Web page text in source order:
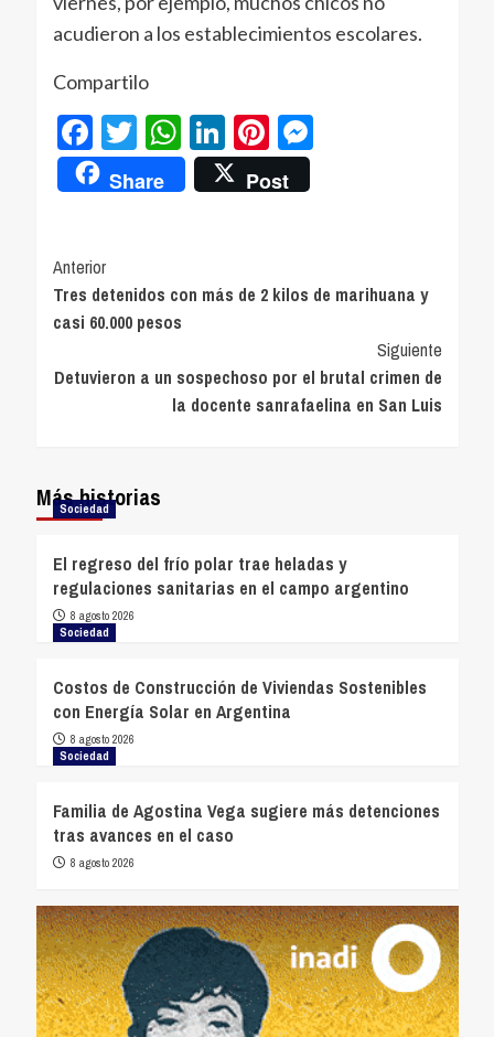
acudieron a los establecimientos escolares.
Compartilo
Facebook
Twitter
WhatsApp
LinkedIn
Pinterest
Messenger
Share Post
Navegación
de
entradas
Anterior
Tres detenidos con más de 2 kilos de marihuana y
casi 60.000 pesos
Siguiente
Detuvieron a un sospechoso por el brutal crimen de
la docente sanrafaelina en San Luis
Más historias
Sociedad
El regreso del frío polar trae heladas y
regulaciones sanitarias en el campo argentino
8 agosto 2026
Sociedad
Costos de Construcción de Viviendas Sostenibles
con Energía Solar en Argentina
8 agosto 2026
Sociedad
Familia de Agostina Vega sugiere más detenciones
tras avances en el caso
8 agosto 2026